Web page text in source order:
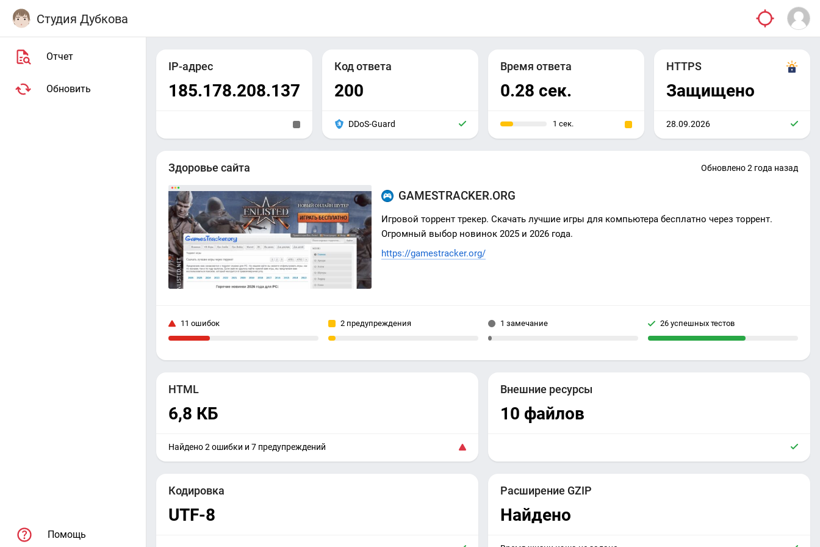
Студия Дубкова
Отчет
Обновить
Помощь
IP-адрес
185.178.208.137
Код ответа
200
DDoS-Guard
Время ответа
0.28 сек.
1 сек.
HTTPS
Защищено
28.09.2026
Здоровье сайта Обновлено 2 года назад
GAMESTRACKER.ORG
Игровой торрент трекер. Скачать лучшие игры для компьютера бесплатно через торрент.
Огромный выбор новинок 2025 и 2026 года.
https://gamestracker.org/
11 ошибок 2 предупреждения 1 замечание 26 успешных тестов
HTML
6,8 КБ
Найдено 2 ошибки и 7 предупреждений
Внешние ресурсы
10 файлов
Кодировка
UTF-8
Расширение GZIP
Найдено